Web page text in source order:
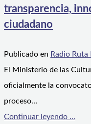
transparencia,
ciudadano
Publicado en Radio
El Ministerio de las
oficialmente la
proceso…
Continuar leyendo ...